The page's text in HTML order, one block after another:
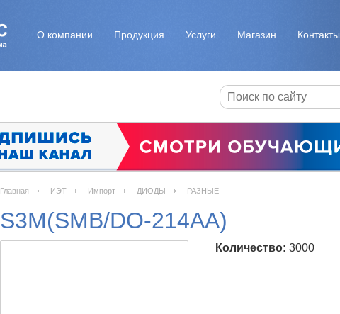
О компании Продукция Услуги Магазин Контакты
Главная ИЭТ Импорт ДИОДЫ РАЗНЫЕ
S3M(SMB/DO-214AA)
Количество: 3000